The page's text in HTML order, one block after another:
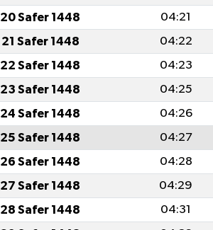
20 Safer 1448 04:21
21 Safer 1448 04:22
22 Safer 1448 04:23
23 Safer 1448 04:25
24 Safer 1448 04:26
25 Safer 1448 04:27
26 Safer 1448 04:28
27 Safer 1448 04:29
28 Safer 1448 04:31